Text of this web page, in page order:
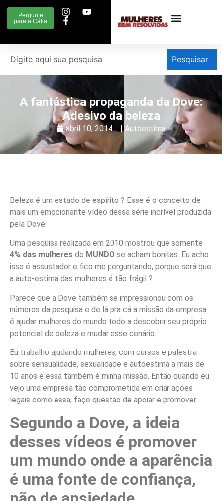
Pergunte
para a Cátia
Pesquisar
A fantástica propaganda da Dove:
Adesivo da beleza
abril 10, 2014 |Autoestima
Beleza é um estado de espírito ? Esse é o conceito de
mais um emocionante vídeo dessa série incrível produzida
pela Dove.
Uma pesquisa realizada em 2010 mostrou que somente
4% das mulheres do MUNDO se acham bonitas. Eu acho
isso é assustador e fico me perguntando, porque será que
a auto-estima das mulheres é tão frágil ?
Parece que a Dove também se impressionou com os
números da pesquisa e de lá pra cá a missão da empresa
é ajudar mulheres do mundo todo a descobrir seu próprio
potencial de beleza e mudar esse cenário.
Eu trabalho ajudando mulheres, com cursos e palestra
sobre sensualidade, sexualidade e autoestima a mais de
10 anos e essa também é minha missão. Então quando eu
vejo uma empresa tão comprometida em criar ações
legais como essa, faço questão de apoiar e promover.
Segundo a Dove, a ideia
desses vídeos é promover
um mundo onde a aparência
é uma fonte de confiança,